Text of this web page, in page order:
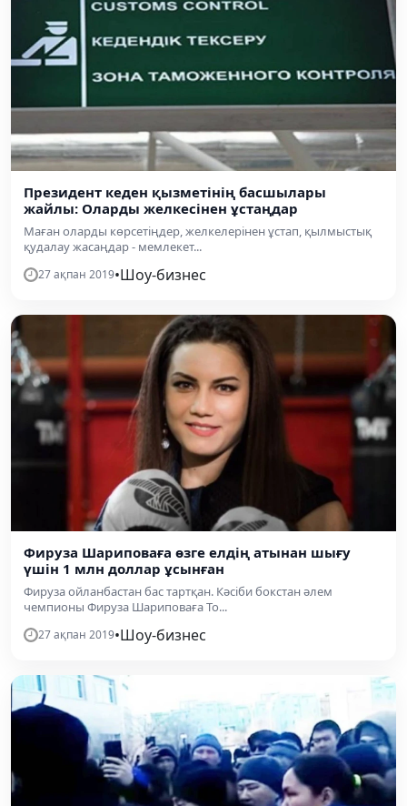
Президент кеден қызметінің басшылары
жайлы: Оларды желкесінен ұстаңдар
Маған оларды көрсетіңдер, желкелерінен ұстап, қылмыстық
қудалау жасаңдар - мемлекет...
27 ақпан 2019•Шоу-бизнес
Фируза Шариповаға өзге елдің атынан шығу
үшін 1 млн доллар ұсынған
Фируза ойланбастан бас тартқан. Кәсіби бокстан әлем
чемпионы Фируза Шариповаға То...
27 ақпан 2019•Шоу-бизнес